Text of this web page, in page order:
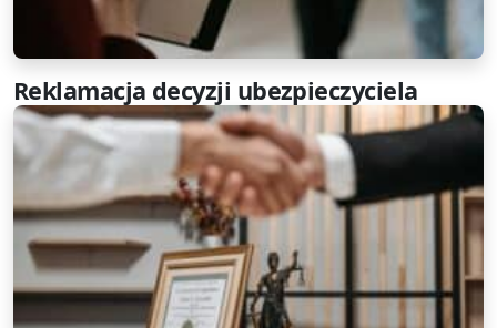
Reklamacja decyzji ubezpieczyciela